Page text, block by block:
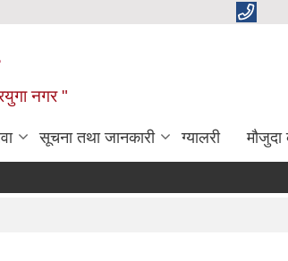
नगर "
सूचना तथा जानकारी ग्यालरी